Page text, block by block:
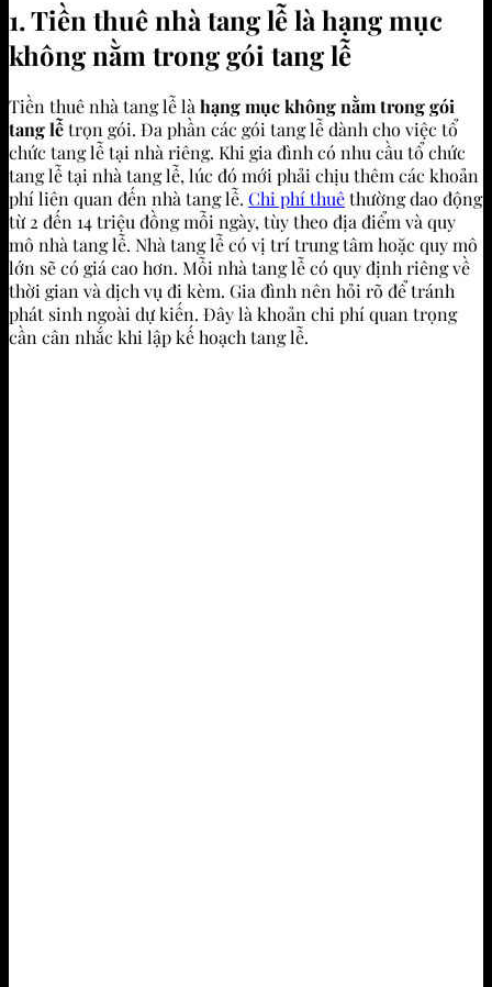
1. Tiền thuê nhà tang lễ là hạng mục
không nằm trong gói tang lễ
Tiền thuê nhà tang lễ là hạng mục không nằm trong gói
tang lễtrọn gói. Đa phần các gói tang lễ dành cho việc tổ
chức tang lễ tại nhà riêng. Khi gia đình có nhu cầu tổ chức
tang lễ tại nhà tang lễ, lúc đó mới phải chịu thêm các khoản
phí liên quan đến nhà tang lễ. Chi phí thuêthường dao động
từ 2 đến 14 triệu đồng mỗi ngày, tùy theo địa điểm và quy
mô nhà tang lễ. Nhà tang lễ có vị trí trung tâm hoặc quy mô
lớn sẽ có giá cao hơn. Mỗi nhà tang lễ có quy định riêng về
thời gian và dịch vụ đi kèm. Gia đình nên hỏi rõ để tránh
phát sinh ngoài dự kiến. Đây là khoản chi phí quan trọng
cần cân nhắc khi lập kế hoạch tang lễ.